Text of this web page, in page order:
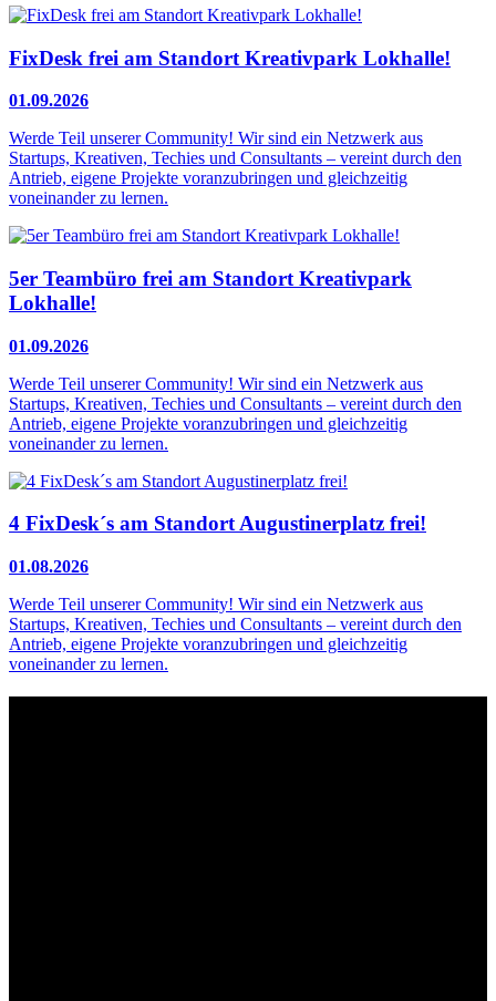
FixDesk frei am Standort Kreativpark Lokhalle!
01.09.2026
Werde Teil unserer Community! Wir sind ein Netzwerk aus
Startups, Kreativen, Techies und Consultants – vereint durch den
Antrieb, eigene Projekte voranzubringen und gleichzeitig
voneinander zu lernen.
5er Teambüro frei am Standort Kreativpark
Lokhalle!
01.09.2026
Werde Teil unserer Community! Wir sind ein Netzwerk aus
Startups, Kreativen, Techies und Consultants – vereint durch den
Antrieb, eigene Projekte voranzubringen und gleichzeitig
voneinander zu lernen.
4 FixDesk´s am Standort Augustinerplatz frei!
01.08.2026
Werde Teil unserer Community! Wir sind ein Netzwerk aus
Startups, Kreativen, Techies und Consultants – vereint durch den
Antrieb, eigene Projekte voranzubringen und gleichzeitig
voneinander zu lernen.